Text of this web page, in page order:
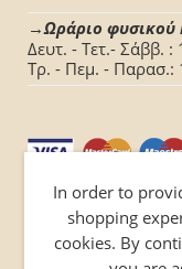
→Ωράριο φυσικού
Δευτ. - Τετ.- Σάββ.
Τρ. - Πεμ. - Παρασ.:
In order to
shopping
cookies. By